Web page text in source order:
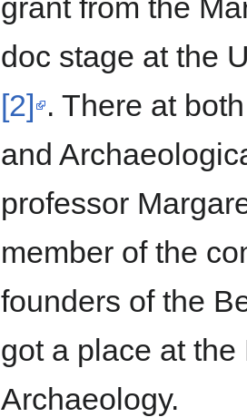
grant from the
doc stage at the
[2] . There at
and
professor
member of the
founders of the
got a place at
Archaeology.